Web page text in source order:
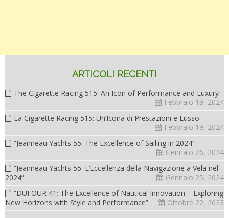
ARTICOLI RECENTI
The Cigarette Racing 515: An Icon of Performance and Luxury
Febbraio 19, 2024
La Cigarette Racing 515: Un’Icona di Prestazioni e Lusso
Febbraio 19, 2024
“Jeanneau Yachts 55: The Excellence of Sailing in 2024”
Gennaio 26, 2024
“Jeanneau Yachts 55: L’Eccellenza della Navigazione a Vela nel
2024”
Gennaio 25, 2024
“DUFOUR 41: The Excellence of Nautical Innovation – Exploring
New Horizons with Style and Performance”
Ottobre 22, 2023